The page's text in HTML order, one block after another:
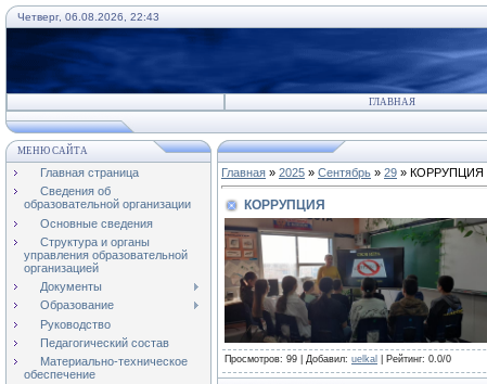
Четверг, 06.08.2026, 22:43
ГЛАВНАЯ
МЕНЮ САЙТА
Главная страница
Сведения об
образовательной организации
Основные сведения
Структура и органы
управления образовательной
организацией
Документы
Образование
Руководство
Педагогический состав
Материально-техническое
обеспечение
Главная » 2025 » Сентябрь » 29 » КОРРУПЦИЯ
КОРРУПЦИЯ
Просмотров: 99 | Добавил: uelkal Рейтинг: 0.0/0